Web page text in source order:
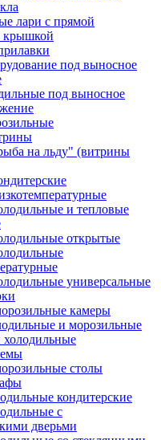
лари с прямой
крышкой
под выносное
под выносное
на льду" (витрины
и тепловые
открытые
универсальные
камеры
и морозильные
столы
кондитерские
с
дверьми